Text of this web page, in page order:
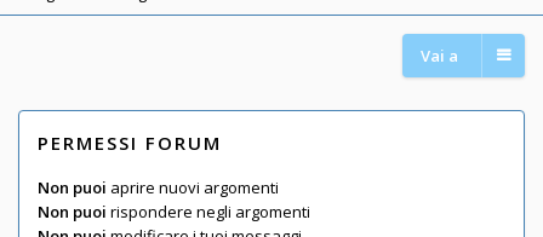
Vai a
PERMESSI FORUM
Non puoi aprire nuovi argomenti
Non puoi rispondere negli argomenti